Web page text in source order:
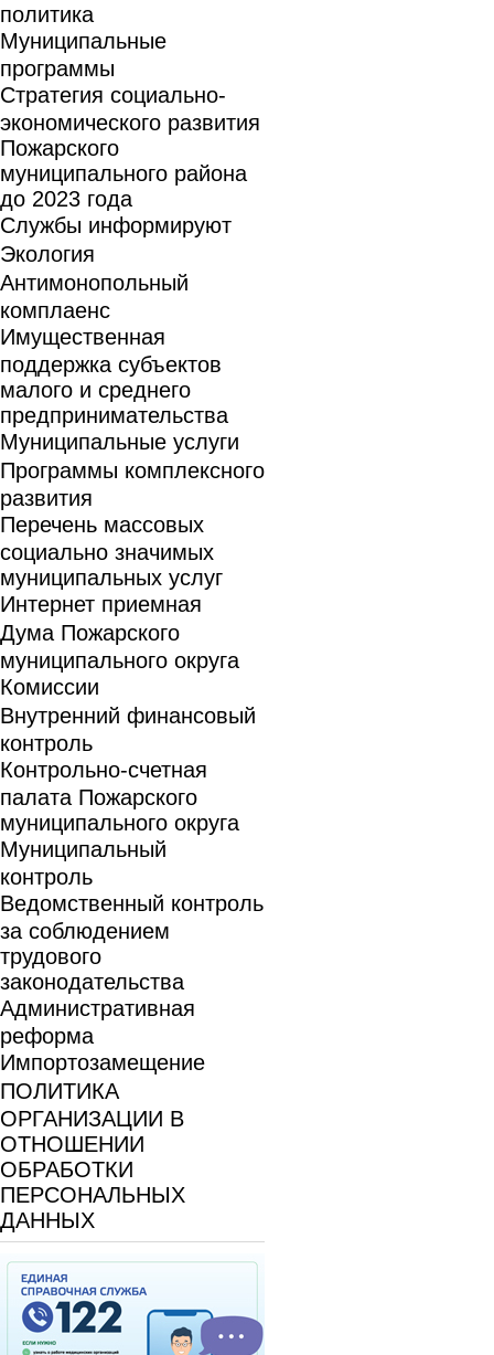
политика
Муниципальные
программы
Стратегия социально-
экономического развития
Пожарского
муниципального района
до 2023 года
Службы информируют
Экология
Антимонопольный
комплаенс
Имущественная
поддержка субъектов
малого и среднего
предпринимательства
Муниципальные услуги
Программы комплексного
развития
Перечень массовых
социально значимых
муниципальных услуг
Интернет приемная
Дума Пожарского
муниципального округа
Комиссии
Внутренний финансовый
контроль
Контрольно-счетная
палата Пожарского
муниципального округа
Муниципальный
контроль
Ведомственный контроль
за соблюдением
трудового
законодательства
Административная
реформа
Импортозамещение
ПОЛИТИКА
ОРГАНИЗАЦИИ В
ОТНОШЕНИИ
ОБРАБОТКИ
ПЕРСОНАЛЬНЫХ
ДАННЫХ